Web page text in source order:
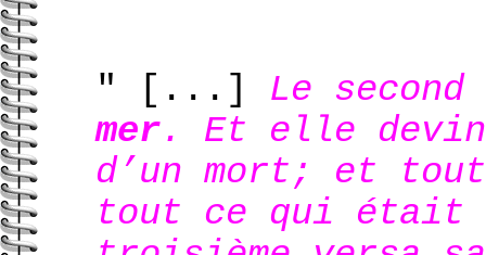
" [...] Le
mer. Et elle
d’un mort; et
tout ce qui était